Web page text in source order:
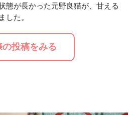
態が長かった元野良猫が、甘える
した。
の投稿をみる